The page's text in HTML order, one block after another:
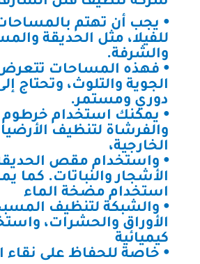
⦁ يجب أن تهتم
للفيلا، مثل الحديقة
والشرفة.
⦁ فهذه المساحات
الجوية والتلوث، وتحتاج
دوري ومستمر.
⦁ يمكنك استخدام خرطوم
والفرشاة لتنظيف
الخارجية،
⦁ واستخدام مقص
الأشجار والنباتات. كما
استخدام مضخة الماء
⦁ والشبكة لتنظيف
الأوراق والحشرات،
كيميائية
⦁ خاصة للحفاظ على نقاء